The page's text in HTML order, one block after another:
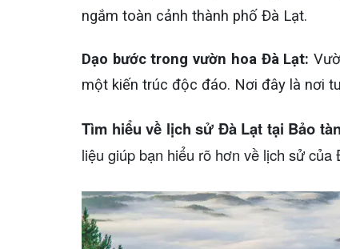
ngắm toàn cảnh thành phố Đà Lạt.
Dạo bước trong vườn hoa Đà Lạt:
một kiến trúc độc đáo. Nơi đây là nơi
Tìm hiểu về lịch sử Đà Lạt tại Bảo
liệu giúp bạn hiểu rõ hơn về lịch sử của